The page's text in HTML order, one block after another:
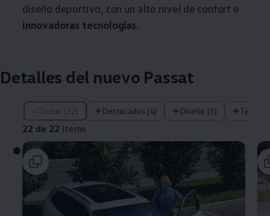
diseño deportivo, con un alto nivel de confort e
innovadoras tecnologías.
Detalles del nuevo Passat
Todas (22) Destacados (4) Diseño (5)
22 de 22 Items
22 de 22 Items